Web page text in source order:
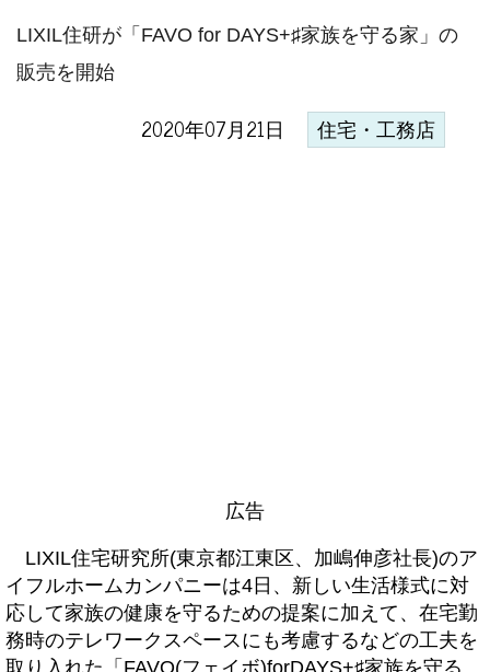
LIXIL住研が「FAVO for DAYS+♯家族を守る家」の
販売を開始
2020年07月21日 住宅・工務店
広告
LIXIL住宅研究所(東京都江東区、加嶋伸彦社長)のア
イフルホームカンパニーは4日、新しい生活様式に対
応して家族の健康を守るための提案に加えて、在宅勤
務時のテレワークスペースにも考慮するなどの工夫を
取り入れた「FAVO(フェイボ)forDAYS+♯家族を守る